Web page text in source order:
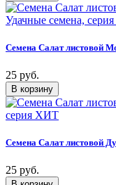
Семена Салат листовой
25 руб.
Семена Салат листовой
25 руб.